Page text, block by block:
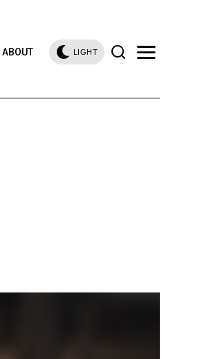
ABOUT LIGHT